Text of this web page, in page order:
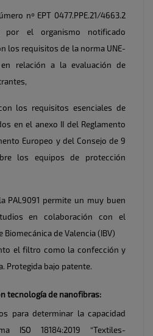
nº EPT 0477.PPE.21/4663.2
por el organismo notificado
los requisitos de la norma UNE-
en relación a la evaluación de
los requisitos esenciales de
en el anexo II del Reglamento
Europeo y del Consejo de 9
los equipos de protección
PAL9091 permite un muy buen
en colaboración con el
de Valencia (IBV)
el filtro como la confección y
Protegida bajo patente.
tecnología de nanofibras:
para determinar la capacidad
ISO 18184:2019 “Textiles-